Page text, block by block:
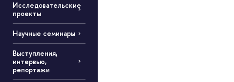
Исследовательские
проекты
Научные семинары
Выступления,
интервью,
репортажи